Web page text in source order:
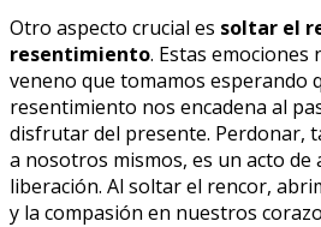
Otro aspecto crucial es soltar el
resentimiento. Estas emociones
veneno que tomamos esperando
resentimiento nos encadena al
disfrutar del presente. Perdonar,
a nosotros mismos, es un acto de
liberación. Al soltar el rencor,
y la compasión en nuestros